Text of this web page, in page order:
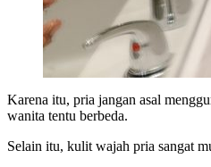
Karena itu, pria jangan asal
wanita tentu berbeda.
Selain itu, kulit wajah pria sangat